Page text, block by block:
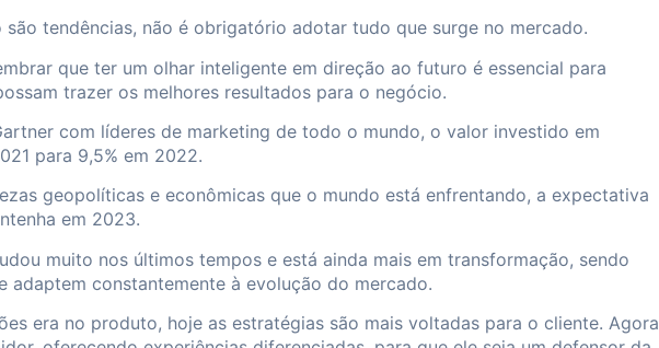
são tendências, não é obrigatório adotar tudo que surge no mercado.
que ter um olhar inteligente em direção ao futuro é essencial para
trazer os melhores resultados para o negócio.
com líderes de marketing de todo o mundo, o valor investido em
para 9,5% em 2022.
geopolíticas e econômicas que o mundo está enfrentando, a expectativa
em 2023.
muito nos últimos tempos e está ainda mais em transformação, sendo
adaptem constantemente à evolução do mercado.
era no produto, hoje as estratégias são mais voltadas para o cliente. Agora